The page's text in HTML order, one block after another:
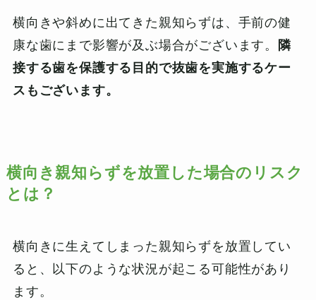
横向きや斜めに出てきた親知らずは、手前の健
康な歯にまで影響が及ぶ場合がございます。
隣
接する歯を保護する目的で抜歯を実施するケー
スもございます。
横向き親知らずを放置した場合のリスク
とは？
横向きに生えてしまった親知らずを放置してい
ると、以下のような状況が起こる可能性があり
ます。